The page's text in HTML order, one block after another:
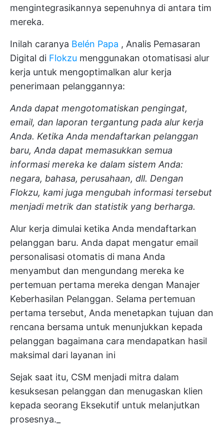
mengintegrasikannya sepenuhnya di antara tim
mereka.
Inilah caranya Belén Papa , Analis Pemasaran
Digital di Flokzu menggunakan otomatisasi alur
kerja untuk mengoptimalkan alur kerja
penerimaan pelanggannya:
Anda dapat mengotomatiskan pengingat,
email, dan laporan tergantung pada alur kerja
Anda. Ketika Anda mendaftarkan pelanggan
baru, Anda dapat memasukkan semua
informasi mereka ke dalam sistem Anda:
negara, bahasa, perusahaan, dll. Dengan
Flokzu, kami juga mengubah informasi tersebut
menjadi metrik dan statistik yang berharga.
Alur kerja dimulai ketika Anda mendaftarkan
pelanggan baru. Anda dapat mengatur email
personalisasi otomatis di mana Anda
menyambut dan mengundang mereka ke
pertemuan pertama mereka dengan Manajer
Keberhasilan Pelanggan. Selama pertemuan
pertama tersebut, Anda menetapkan tujuan dan
rencana bersama untuk menunjukkan kepada
pelanggan bagaimana cara mendapatkan hasil
maksimal dari layanan ini
Sejak saat itu, CSM menjadi mitra dalam
kesuksesan pelanggan dan menugaskan klien
kepada seorang Eksekutif untuk melanjutkan
prosesnya._